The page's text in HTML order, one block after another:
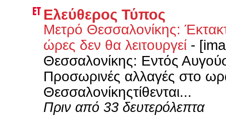
Ελεύθερος Τύπος
Μετρό Θεσσαλονίκης:
ώρες δεν θα λειτουργεί -
Θεσσαλονίκης: Εντός
Προσωρινές αλλαγές στο
Θεσσαλονίκηςτίθενται...
Πριν από 33 δευτερόλεπτα